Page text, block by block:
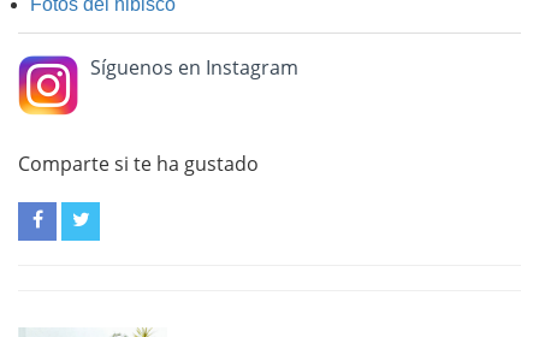
Fotos del hibisco
Síguenos en Instagram
Comparte si te ha gustado